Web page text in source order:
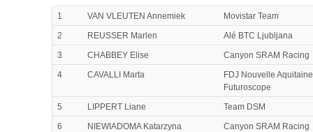
1 VAN VLEUTEN Annemiek
Movistar Team
2
REUSSER Marlen
Alé BTC Ljubljana
3
CHABBEY Elise
Canyon SRAM Racing
4
CAVALLI Marta
FDJ Nouvelle Aquitaine
Futuroscope
5
LIPPERT Liane
Team DSM
6
NIEWIADOMA Katarzyna
Canyon SRAM Racing